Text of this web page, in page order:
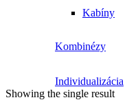
Kombinézy
Kabíny
Individualizácia
Showing the single result